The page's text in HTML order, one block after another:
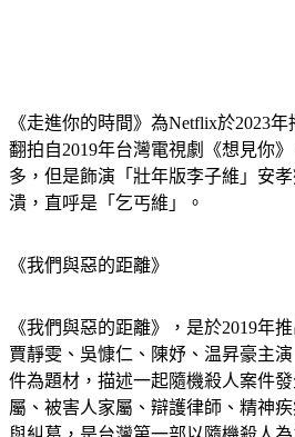
《走進你的時間》為Netflix於2023
翻拍自2019年台灣電視劇《想見你
多，但是飾演「壯年版李子維」安
潰，直呼是「乞丐維」。
《我們與惡的距離》
《我們與惡的距離》，是於2019年
賈靜雯、吳慷仁、陳妤、温昇豪主
件為題材，描述一起隨機殺人案件
屬、被害人家屬、辯護律師、精神